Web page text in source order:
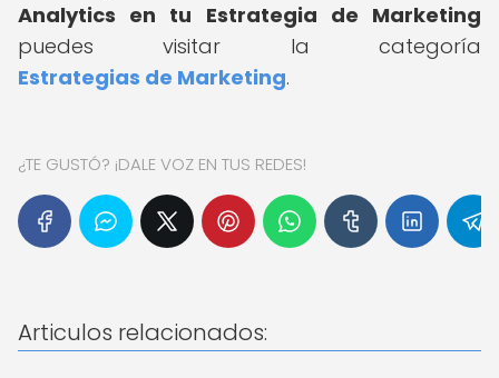
Analytics en tu Estrategia de Marketing
puedes visitar la categoría
Estrategias de Marketing.
¿TE GUSTÓ? ¡DALE VOZ EN TUS REDES!
Articulos relacionados: